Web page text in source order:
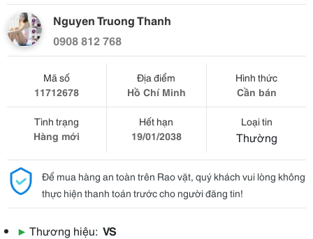
Nguyen Truong Thanh
0908 812 768
Mã số
11712678
Địa điểm
Hồ Chí Minh
Hình thức
Cần bán
Tình trạng
Hàng mới
Hết hạn
19/01/2038
Loại tin
Thường
Để mua hàng an toàn trên Rao vặt, quý khách vui lòng không
thực hiện thanh toán trước cho người đăng tin!
▶ Thương hiệu: VS